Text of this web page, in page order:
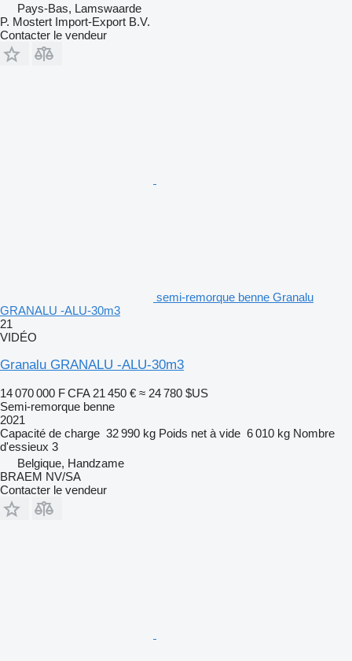
Pays-Bas, Lamswaarde
P. Mostert Import-Export B.V.
Contacter le vendeur
semi-remorque benne Granalu
GRANALU -ALU-30m3
21
VIDÉO
Granalu GRANALU -ALU-30m3
14 070 000 F CFA 21 450 € ≈ 24 780 $US
Semi-remorque benne
2021
Capacité de charge 32 990 kg Poids net à vide 6 010 kg Nombre
d'essieux 3
Belgique, Handzame
BRAEM NV/SA
Contacter le vendeur